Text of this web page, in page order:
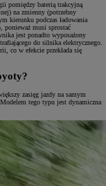
pomiędzy baterią trakcyjną
na zmienny (potrzebny
kierunku podczas ładowania
ponieważ musi sprostać
jest ponadto wyposażony
do silnika elektrycznego.
co w efekcie przekłada się
zasięg jazdy na samym
tego typu jest dynamiczna